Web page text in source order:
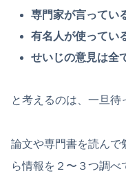
専門家が言ってい
有名人が使ってい
せいじの意見は全
と考えるのは、一旦待
論文や専門書を読んで
ら情報を２〜３つ調べ